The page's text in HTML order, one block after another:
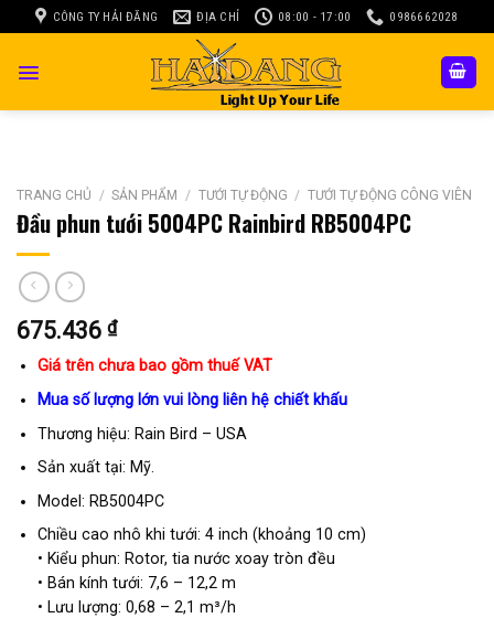
to
CÔNG TY HẢI ĐĂNG ĐỊA CHỈ 08:00 - 17:00 0986662028
TRANG CHỦ / SẢN PHẨM / TƯỚI TỰ ĐỘNG / TƯỚI TỰ ĐỘNG CÔNG VIÊN
Đầu phun tưới 5004PC Rainbird RB5004PC
675.436 ₫
Giá trên chưa bao gồm thuế VAT
Mua số lượng lớn vui lòng liên hệ chiết khấu
Thương hiệu: Rain Bird – USA
Sản xuất tại: Mỹ.
Model: RB5004PC
Chiều cao nhô khi tưới: 4 inch (khoảng 10 cm)
• Kiểu phun: Rotor, tia nước xoay tròn đều
• Bán kính tưới: 7,6 – 12,2 m
• Lưu lượng: 0,68 – 2,1 m³/h